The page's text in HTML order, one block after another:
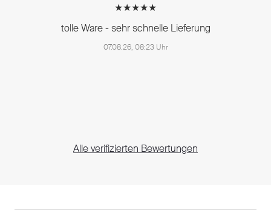
★★★★★
Schnelle Lieferung und Qualität der Ware
ist sehr gut
Alle verifizierten Bewertungen